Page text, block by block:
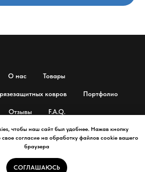
чтобы наш сайт был удобнее. Нажав кнопку
согласие на обработку файлов cookie вашего
браузера
СОГЛАШАЮСЬ
О нас Товары
ковров Портфолио
Отзывы F.A.Q.
сайта SEO-IMPULSE
конфиденциальности